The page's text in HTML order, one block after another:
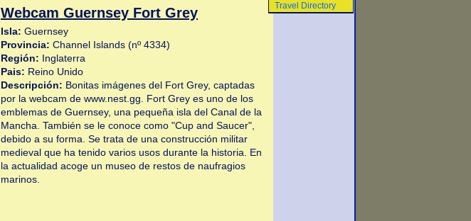
Webcam Guernsey Fort Grey
Isla: Guernsey
Provincia: Channel Islands (nº 4334)
Región: Inglaterra
Pais: Reino Unido
Descripción: Bonitas imágenes del Fort Grey, captadas
por la webcam de www.nest.gg. Fort Grey es uno de los
emblemas de Guernsey, una pequeña isla del Canal de la
Mancha. También se le conoce como "Cup and Saucer",
debido a su forma. Se trata de una construcción militar
medieval que ha tenido varios usos durante la historia. En
la actualidad acoge un museo de restos de naufragios
marinos.
Travel Directory